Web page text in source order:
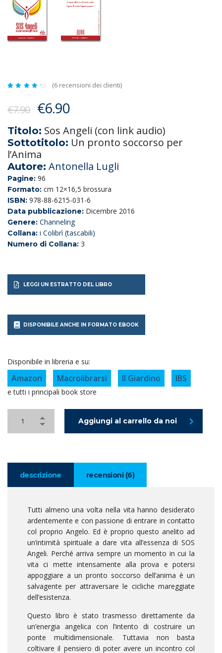
su
recensioni
(6 recensioni dei clienti)
€7.90 Il
originale
era:
€7.90.
€6.90Il
attuale
è:
€6.90.
Titolo: Sos Angeli (con link audio)
Sottotitolo: Un pronto soccorso per
l’Anima
Autore: Antonella Lugli
Pagine: 96
Formato: cm 12×16,5 brossura
ISBN: 978-88-6215-031-6
Data pubblicazione: Dicembre 2016
Genere: Channeling
Collana: i Colibrì (tascabili)
Numero di Collana: 3
LEGGI UN ESTRATTO DEL LIBRO
DISPONIBILE ANCHE IN FORMATO EBOOK
Disponibile in libreria e su:
Amazon Macrolibrarsi Il Giardino IBS
e tutti i principali book store
Aggiungi al carrello da noi
descrizione recensioni (6)
Tutti almeno una volta nella vita hanno desiderato
ardentemente e con passione di entrare in contatto
col proprio Angelo. Ed è proprio questo anelito ad
un’intimità spirituale a dare vita all’essenza di SOS
Angeli. Perché arriva sempre un momento in cui la
vita ci mette intensamente alla prova e potersi
appoggiare a un pronto soccorso dell’anima è un
salvagente per attraversare le cicliche mareggiate
dell’esistenza.
Questo libro è stato trasmesso direttamente da
un’energia angelica con l’intento di costruire un
ponte multidimensionale. Tuttavia non basta
coltivare il pensiero di poter avere un incontro col